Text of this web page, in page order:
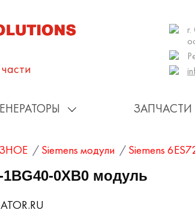
ЗАПЧАСТИ
/ Siemens модули / Siemens
0XB0 модуль